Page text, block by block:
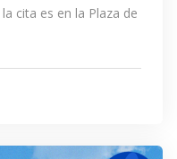
la cita es en la Plaza de